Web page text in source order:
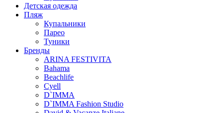
Детская одежда
Пляж
Купальники
Парео
Туники
Бренды
ARINA FESTIVITA
Bahama
Beachlife
Cyell
D`IMMA
D`IMMA Fashion Studio